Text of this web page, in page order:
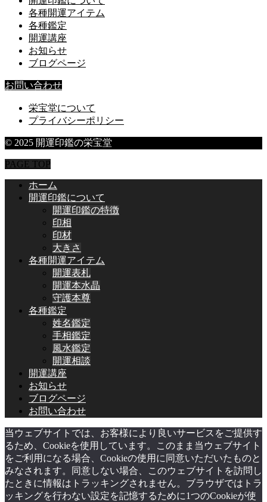
各種開運アイテム
各種鑑定
開運講座
お知らせ
ブログページ
お問い合わせ
栄宝堂について
プライバシーポリシー
© 2025 開運印鑑の栄宝堂
PAGE TOP
ホーム
開運印鑑について
開運印鑑の特徴
印相
印材
大きさ
各種開運アイテム
開運表札
開運本水晶
守護本尊
各種鑑定
姓名鑑定
手相鑑定
風水鑑定
開運相談
開運講座
お知らせ
ブログページ
お問い合わせ
当ウェブサイトでは、お客様により良いサービスをご提供す
るため、Cookieを使用しています。このまま当ウェブサイト
をご利用になる場合、Cookieの使用に同意いただいたものと
みなされます。同意しない場合、このウェブサイトを訪問し
たときに情報はトラッキングされません。ブラウザではトラ
ッキングを行わない設定を記憶するために1つのCookieが使